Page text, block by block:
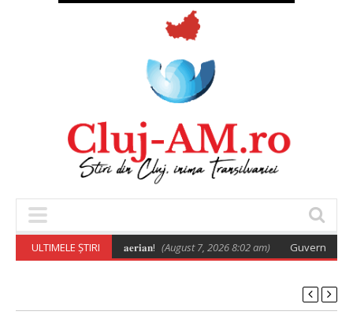
ULTIMELE ȘTIRI
𝐬𝐢𝐠𝐮𝐫𝐚𝐧𝐭̦𝐚 𝐬𝐩𝐚𝐭̦𝐢𝐮𝐥𝐮𝐢 𝐚𝐞𝐫𝐢𝐚𝐧! (August 7, 2026 8:02 am) Guvernul a